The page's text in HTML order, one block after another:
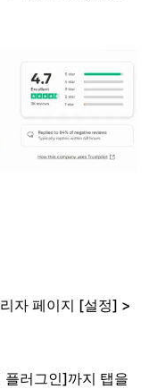
자 페이지 [설정] >
러그인]까지 탭을